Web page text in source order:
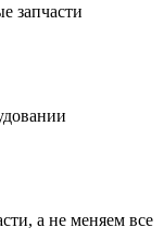
запчасти
а не меняем все